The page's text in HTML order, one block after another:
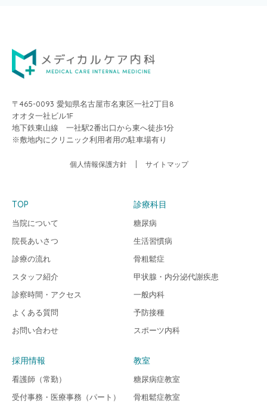
〒465-0093 愛知県名古屋市名東区一社2丁目8
オオタ一社ビル1F
地下鉄東山線 一社駅2番出口から東へ徒歩1分
※敷地内にクリニック利用者用の駐車場有り
個人情報保護方針 サイトマップ
TOP
当院について
院長あいさつ
診療の流れ
スタッフ紹介
診察時間・アクセス
よくある質問
お問い合わせ
診療科目
糖尿病
生活習慣病
骨粗鬆症
甲状腺・内分泌代謝疾患
一般内科
予防接種
スポーツ内科
採用情報
看護師（常勤）
受付事務・医療事務（パート）
教室
糖尿病症教室
骨粗鬆症教室